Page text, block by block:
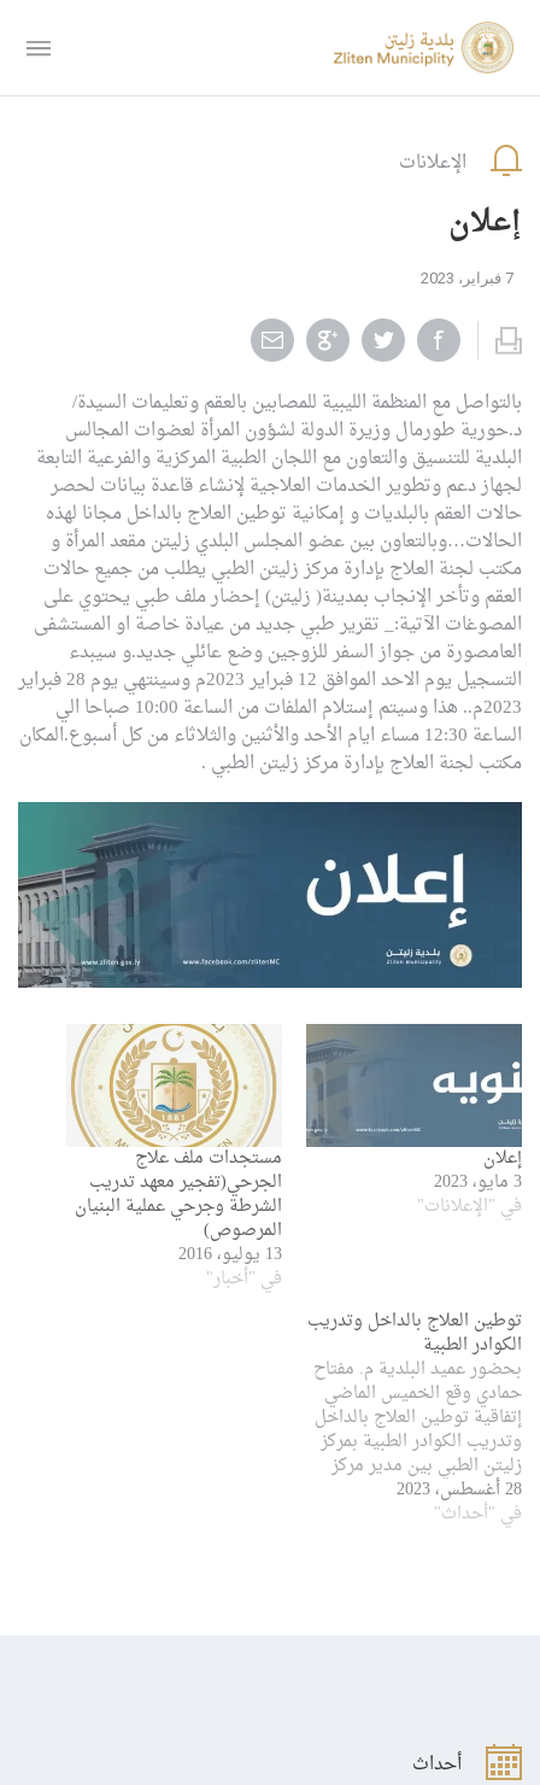
الإعلانات
إعلان
7 فبراير، 2023
بالتواصل مع المنظمة الليبية للمصابين بالعقم وتعليمات السيدة/
د.حورية طورمال وزيرة الدولة لشؤون المرأة لعضوات المجالس
البلدية للتنسيق والتعاون مع اللجان الطبية المركزية والفرعية التابعة
لجهاز دعم وتطوير الخدمات العلاجية لإنشاء قاعدة بيانات لحصر
حالات العقم بالبلديات و إمكانية توطين العلاج بالداخل مجانا لهذه
الحالات…وبالتعاون بين عضو المجلس البلدي زليتن مقعد المرأة و
مكتب لجنة العلاج بإدارة مركز زليتن الطبي يطلب من جميع حالات
العقم وتأخر الإنجاب بمدينة( زليتن) إحضار ملف طبي يحتوي على
المصوغات الآتية:_تقرير طبي جديد من عيادة خاصة او المستشفى
العامصورة من جواز السفر للزوجينوضع عائلي جديد.و سيبدء
التسجيل يوم الاحد الموافق 12 فبراير 2023م وسينتهي يوم 28 فبراير
2023م.. هذا وسيتم إستلام الملفات من الساعة 10:00 صباحا الي
الساعة 12:30 مساء ايام الأحد والأثنين والثلاثاء من كل أسبوع. المكان
مكتب لجنة العلاج بإدارة مركز زليتن الطبي .
إعلان
3 مايو، 2023
في "الإعلانات"
مستجدات ملف علاج
الجرحي(تفجير معهد تدريب
الشرطة وجرحي عملية البنيان
المرصوص)
13 يوليو، 2016
في "أخبار"
توطين العلاج بالداخل وتدريب
الكوادر الطبية
بحضور عميد البلدية م. مفتاح
حمادي وقع الخميس الماضي
إتفاقية توطين العلاج بالداخل
وتدريب الكوادر الطبية بمركز
زليتن الطبي بين مدير مركز
زليتن ومركز طب الطوارئ
والدعم وذلك لرفع المعناة ورفع
العبأ على المواطنين داخل
28 أغسطس، 2023
في "أحداث"
أحداث